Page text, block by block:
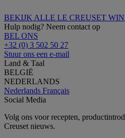
BEKIJK ALLE LE CREUSET
Hulp nodig? Neem contact op
BEL ONS
+32 (0) 3 502 50 27
Stuur ons een e-mail
Land & Taal
BELGIË
NEDERLANDS
Nederlands Français
Social Media
Volg ons voor recepten,
Creuset nieuws.